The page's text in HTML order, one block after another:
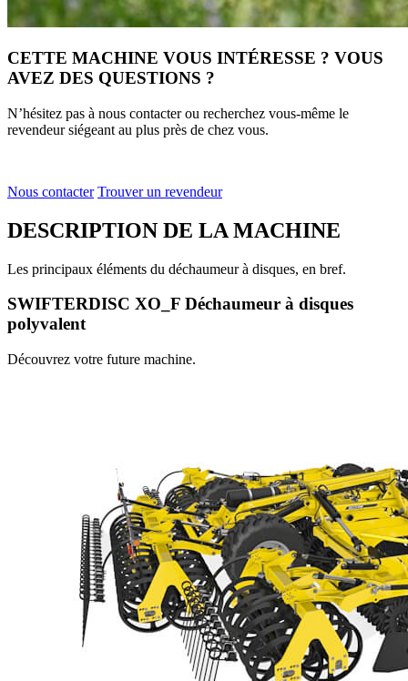
CETTE MACHINE VOUS INTÉRESSE ? VOUS
AVEZ DES QUESTIONS ?
N’hésitez pas à nous contacter ou recherchez vous-même le
revendeur siégeant au plus près de chez vous.
Nous contacter Trouver un revendeur
DESCRIPTION DE LA MACHINE
Les principaux éléments du déchaumeur à disques, en bref.
SWIFTERDISC XO_F Déchaumeur à disques
polyvalent
Découvrez votre future machine.